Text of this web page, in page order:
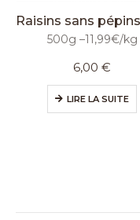
500g –11,99€/kg
6,00 €
LIRE LA SUITE